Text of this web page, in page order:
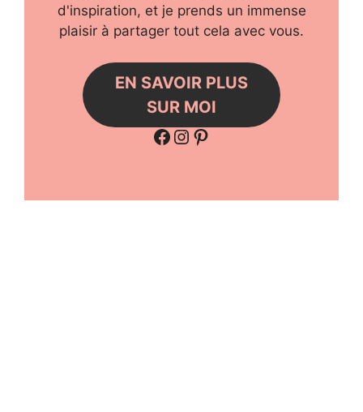
d'inspiration, et je prends un immense
plaisir à partager tout cela avec vous.
EN SAVOIR PLUS
SUR MOI
Facebook
Instagram
Pinterest